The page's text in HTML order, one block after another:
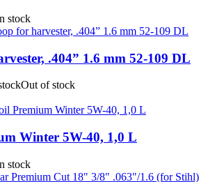
stock
.404” 1.6 mm 52-109 DL
Out of stock
Winter 5W-40, 1,0 L
stock